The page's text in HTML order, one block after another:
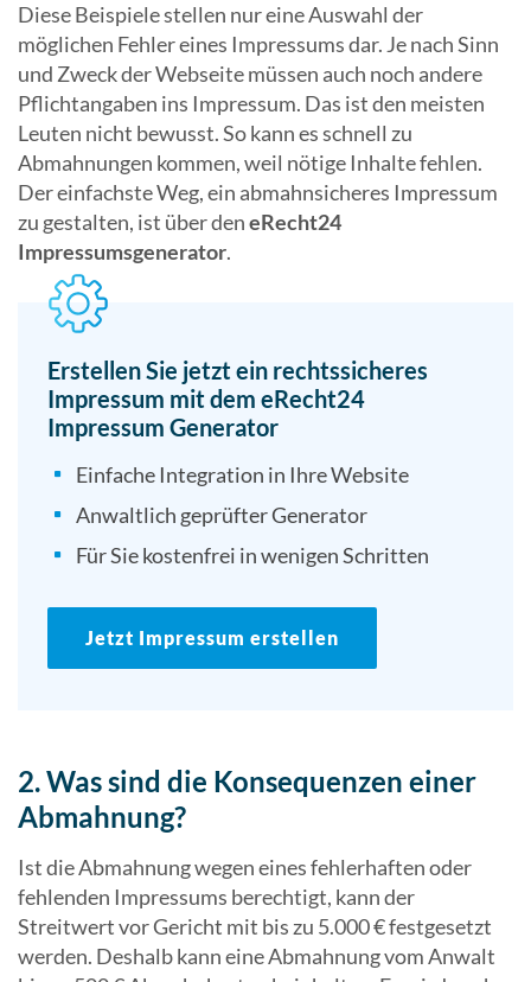
Diese Beispiele stellen nur eine Auswahl der
möglichen Fehler eines Impressums dar. Je nach Sinn
und Zweck der Webseite müssen auch noch andere
Pflichtangaben ins Impressum. Das ist den meisten
Leuten nicht bewusst. So kann es schnell zu
Abmahnungen kommen, weil nötige Inhalte fehlen.
Der einfachste Weg, ein abmahnsicheres Impressum
zu gestalten, ist über deneRecht24
Impressumsgenerator.
Erstellen Sie jetzt ein rechtssicheres
Impressum mit dem eRecht24
Impressum Generator
Einfache Integration in Ihre Website
Anwaltlich geprüfter Generator
Für Sie kostenfrei in wenigen Schritten
Jetzt Impressum erstellen
2. Was sind die Konsequenzen einer
Abmahnung?
Ist die Abmahnung wegen eines fehlerhaften oder
fehlenden Impressums berechtigt, kann der
Streitwert vor Gericht mit bis zu 5.000 € festgesetzt
werden. Deshalb kann eine Abmahnung vom Anwalt